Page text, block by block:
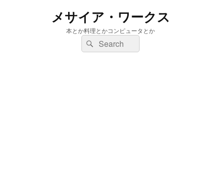
メサイア・ワークス
本とか料理とかコンピュータとか
検
索:
検
索